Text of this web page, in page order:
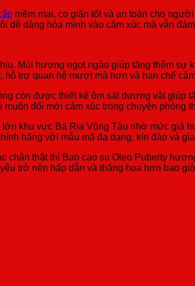
mềm mại, co giãn tốt và an toàn cho
dàng hòa mình vào cảm xúc mà vẫn
Mùi hương ngọt ngào giúp tăng thêm sự
trợ quan hệ mượt mà hơn và hạn chế
còn được thiết kế ôm sát dương vật giúp
đổi mới cảm xúc trong chuyện phòng
khu vực Bà Rịa Vũng Tàu nhờ mức giá
hãng với mẫu mã đa dạng, kín đáo và
thật thì Bao cao su Oleo Puberty
trở nên hấp dẫn và thăng hoa hơn bao